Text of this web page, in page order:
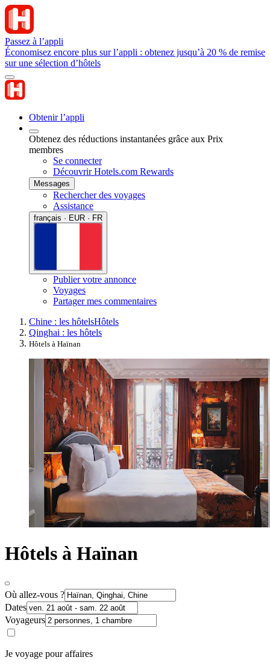
Passez à l’appli
Économisez encore plus sur l’appli : obtenez jusqu’à 20 % de remise
sur une sélection d’hôtels
Obtenir l’appli
Obtenez des réductions instantanées grâce aux Prix
membres
Se connecter
Découvrir Hotels.com Rewards
Messages
Rechercher des voyages
Assistance
français · EUR · FR
Publier votre annonce
Voyages
Partager mes commentaires
Chine : les hôtelsHôtels
Qinghai : les hôtels
Hôtels à Haïnan
Hôtels à Haïnan
Où allez-vous ?
Dates
Voyageurs
Je voyage pour affaires